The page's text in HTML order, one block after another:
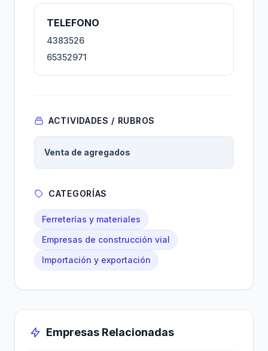
TELEFONO
4383526
65352971
ACTIVIDADES / RUBROS
Venta de agregados
CATEGORÍAS
Ferreterías y materiales
Empresas de construcción vial
Importación y exportación
Empresas Relacionadas